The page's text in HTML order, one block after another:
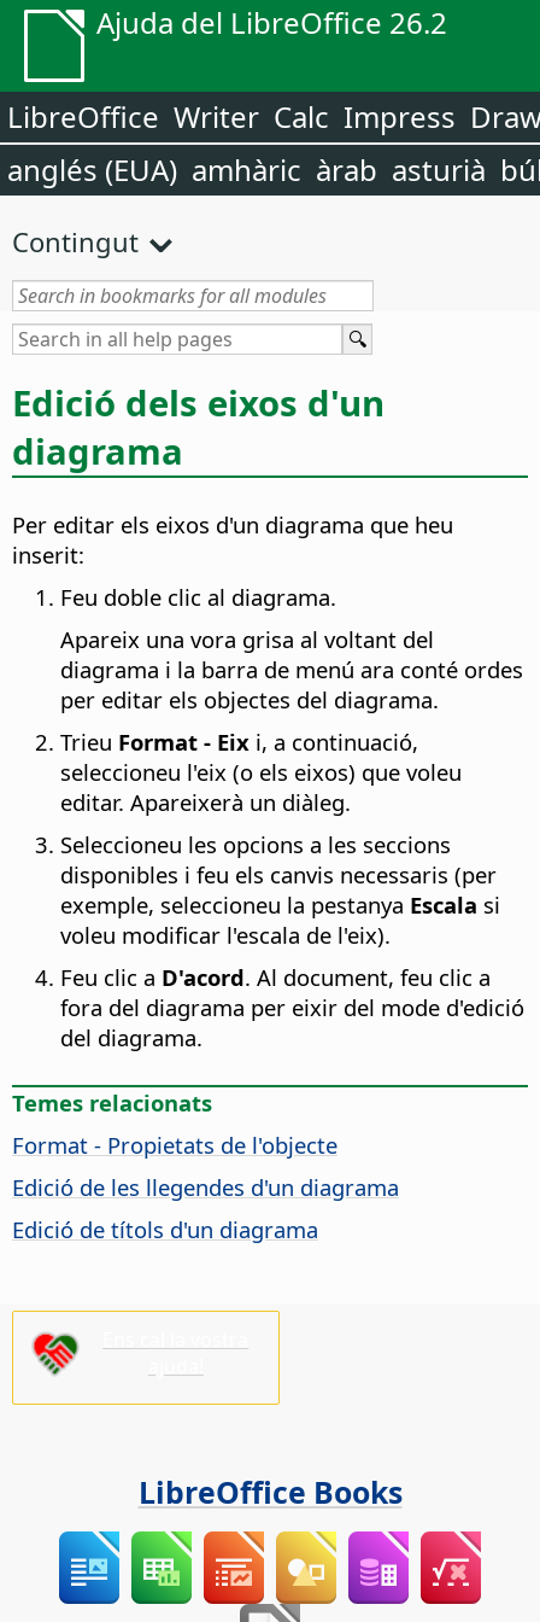
Ajuda del LibreOffice 26.2
LibreOffice Writer Calc Impress
anglés (EUA) amhàric àrab asturià
Contingut
Edició dels eixos d'un
diagrama
Per editar els eixos d'un diagrama que heu
inserit:
Feu doble clic al diagrama.
Apareix una vora grisa al voltant del
diagrama i la barra de menú ara conté ordes
per editar els objectes del diagrama.
Trieu Format - Eix i, a continuació,
seleccioneu l'eix (o els eixos) que voleu
editar. Apareixerà un diàleg.
Seleccioneu les opcions a les seccions
disponibles i feu els canvis necessaris (per
exemple, seleccioneu la pestanya Escala si
voleu modificar l'escala de l'eix).
Feu clic a D'acord. Al document, feu clic a
fora del diagrama per eixir del mode d'edició
del diagrama.
Temes relacionats
Format - Propietats de l'objecte
Edició de les llegendes d'un diagrama
Edició de títols d'un diagrama
LibreOffice Books